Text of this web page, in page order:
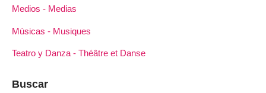
Medios - Medias
Músicas - Musiques
Teatro y Danza - Théâtre et Danse
Buscar